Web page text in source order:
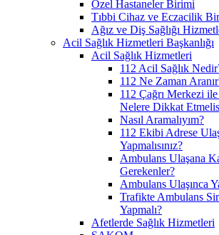
Özel Hastaneler Birimi
Tıbbi Cihaz ve Eczacilik
Ağız ve Diş Sağlığı
Acil Sağlık Hizmetleri Başkanlığı
Acil Sağlık Hizmetleri
112 Acil Sağlık
112 Ne Zaman
112 Çağrı Merkezi
Nelere Dikkat
Nasıl Aramalıyım?
112 Ekibi Adrese
Yapmalısınız?
Ambulans Ulaşana
Gerekenler?
Ambulans Ulaşınca
Trafikte Ambulans
Yapmalı?
Afetlerde Sağlık Hizmetleri